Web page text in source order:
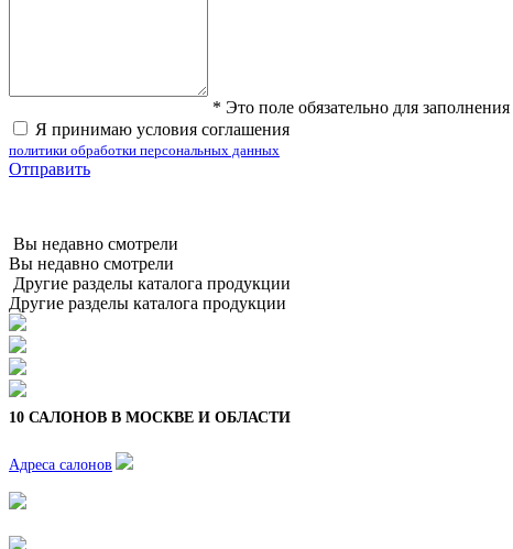
* Это поле обязательно для заполнения
Я принимаю условия соглашения
политики обработки персональных данных
Отправить
Вы недавно смотрели
Вы недавно смотрели
Другие разделы каталога продукции
Другие разделы каталога продукции
10 САЛОНОВ В МОСКВЕ И ОБЛАСТИ
Адреса салонов